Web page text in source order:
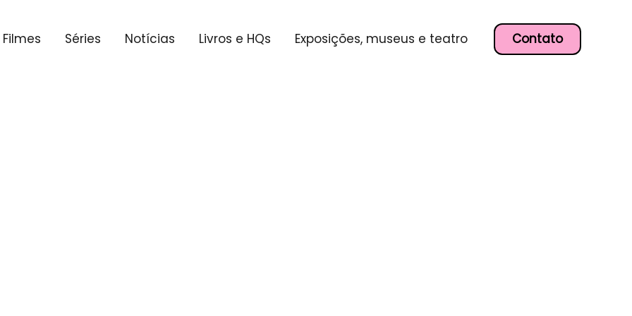
Filmes Séries Notícias Livros e HQs Exposições, museus e teatro Contato